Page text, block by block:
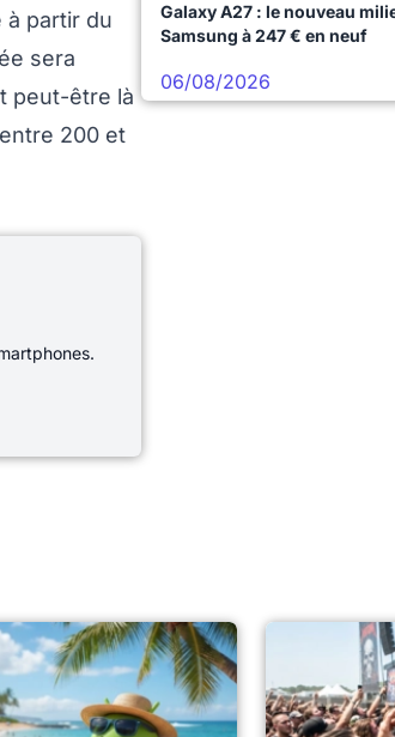
à partir du
sera
peut-être là
200 et
Galaxy A27 : le nouveau
Samsung à 247 € en neuf
06/08/2026